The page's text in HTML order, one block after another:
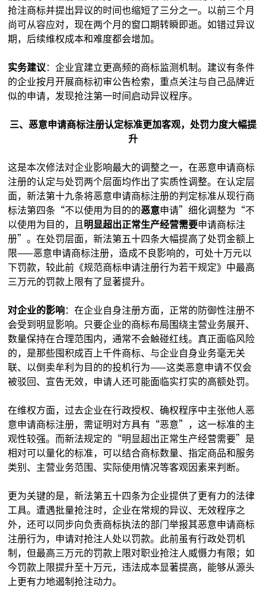
抢注商标并提出异议的时间也缩短了三分之一。以前三个月
尚可从容应对，现在两个月的窗口期转瞬即逝。如错过异议
期，后续维权成本和难度都会增加。
实务建议 ：企业宜建立更高频的商标监测机制。建议有条件
的企业按月开展商标初审公告检索，重点关注与自己品牌近
似的申请，发现抢注第一时间启动异议程序。
三、恶意申请商标注册认定标准更加客观，处罚力度大幅提
升
这是本次修法对企业影响最大的调整之一，在恶意申请商标
注册的认定与处罚两个层面均作出了实质性调整。在认定层
面，新法第十九条将恶意申请商标注册的判定标准从现行商
标法第四条“不以使用为目的的恶意申请”细化调整为“不
以使用为目的，且 明显超出正常生产经营需要申请商标注
册”。在处罚层面，新法第五十四条大幅提高了处罚金额上
限——恶意申请商标注册，造成不良影响的，可处十万元以
下罚款，较此前《规范商标申请注册行为若干规定》中最高
三万元的罚款上限有了显著提升。
对企业的影响：在企业自身注册方面，正常的防御性注册不
会受到明显影响。只要企业的商标布局围绕主营业务展开、
数量保持在合理范围内，通常不会触碰红线。真正面临风险
的，是那些囤积成百上千件商标、与企业自身业务毫无关
联、以倒卖牟利为目的的投机行为——这类恶意申请不仅会
被驳回、宣告无效，申请人还可能面临实打实的高额处罚。
在维权方面，过去企业在行政授权、确权程序中主张他人恶
意申请商标注册，需证明对方具有“恶意”，这一标准的主
观性较强。而新法规定的“明显超出正常生产经营需要”是
相对可以量化的标准，可以结合商标数量、指定商品和服务
类别、主营业务范围、实际使用情况等客观因素来判断。
更为关键的是，新法第五十四条为企业提供了更有力的法律
工具。遭遇批量抢注时，企业在常规的异议、无效程序之
外，还可以同步向负责商标执法的部门举报其恶意申请商标
注册行为，申请对抢注人处以罚款。此前虽有行政处罚机
制，但最高三万元的罚款上限对职业抢注人威慑力有限；如
今罚款上限提升至十万元，违法成本显著提高，能够从源头
上更有力地遏制抢注动力。